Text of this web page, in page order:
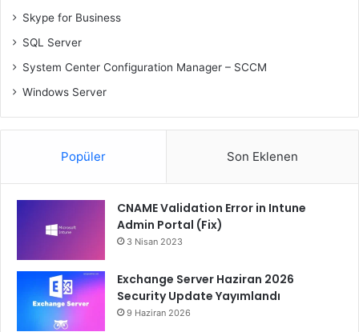
Skype for Business
SQL Server
System Center Configuration Manager – SCCM
Windows Server
Popüler Son Eklenen
CNAME Validation Error in Intune
Admin Portal (Fix)
3 Nisan 2023
Exchange Server Haziran 2026
Security Update Yayımlandı
9 Haziran 2026